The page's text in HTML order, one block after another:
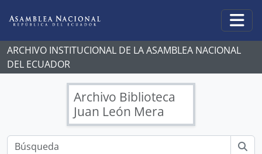
ARCHIVO INSTITUCIONAL DE LA ASAMBLEA NACIONAL
DEL ECUADOR
Archivo Biblioteca
Juan León Mera